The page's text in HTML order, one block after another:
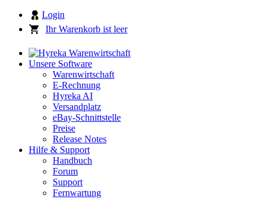
Login
Ihr Warenkorb ist leer
Unsere Software
Warenwirtschaft
E-Rechnung
Hyreka AI
Versandplatz
eBay-Schnittstelle
Preise
Release Notes
Hilfe & Support
Handbuch
Forum
Support
Fernwartung